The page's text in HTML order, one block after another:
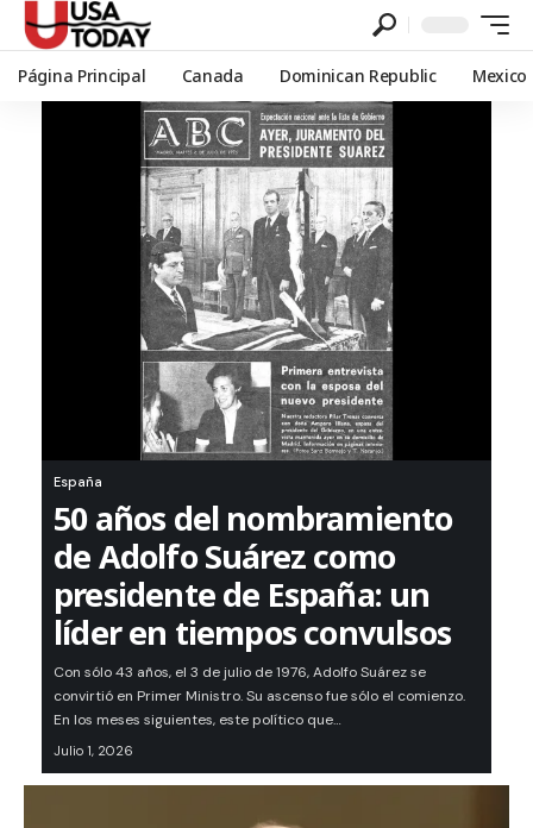
Página Principal Canada Dominican Republic Mexico
España
50 años del nombramiento
de Adolfo Suárez como
presidente de España: un
líder en tiempos convulsos
Con sólo 43 años, el 3 de julio de 1976, Adolfo Suárez se
convirtió en Primer Ministro. Su ascenso fue sólo el comienzo.
En los meses siguientes, este político que…
Julio 1, 2026